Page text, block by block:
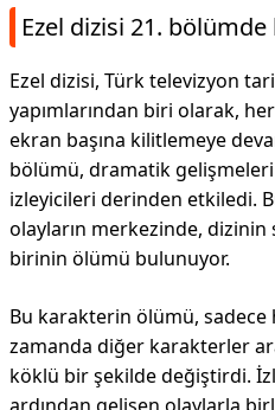
Ezel dizisi 21.
Ezel dizisi, Türk televizyon
yapımlarından biri olarak,
ekran başına kilitlemeye
bölümü, dramatik
izleyicileri derinden etkiledi.
olayların merkezinde,
birinin ölümü bulunuyor.
Bu karakterin ölümü, sadece
zamanda diğer karakterler
köklü bir şekilde değiştirdi.